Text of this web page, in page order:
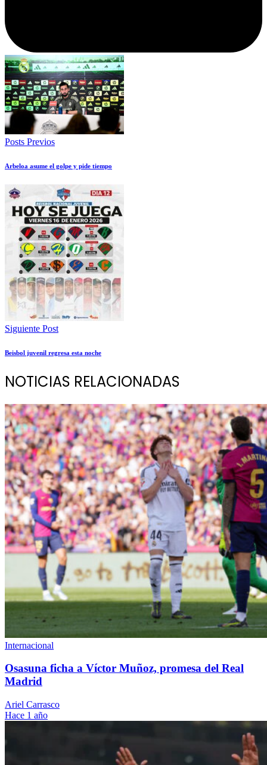
Posts Previos
Arbeloa asume el golpe y pide tiempo
Siguiente Post
Beisbol juvenil regresa esta noche
NOTICIAS RELACIONADAS
Internacional
Osasuna ficha a Víctor Muñoz, promesa del Real
Madrid
Ariel Carrasco
Hace 1 año